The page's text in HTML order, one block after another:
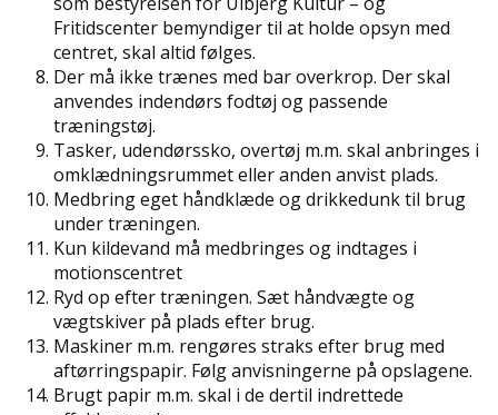
Fritidscenter bemyndiger til at holde opsyn med
centret, skal altid følges.
Der må ikke trænes med bar overkrop. Der skal
anvendes indendørs fodtøj og passende
træningstøj.
Tasker, udendørssko, overtøj m.m. skal anbringes i
omklædningsrummet eller anden anvist plads.
Medbring eget håndklæde og drikkedunk til brug
under træningen.
Kun kildevand må medbringes og indtages i
motionscentret
Ryd op efter træningen. Sæt håndvægte og
vægtskiver på plads efter brug.
Maskiner m.m. rengøres straks efter brug med
aftørringspapir. Følg anvisningerne på opslagene.
Brugt papir m.m. skal i de dertil indrettede